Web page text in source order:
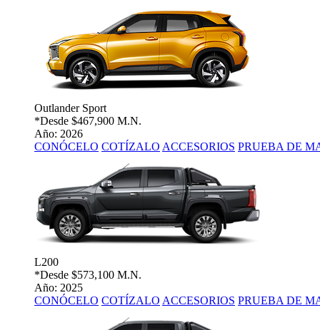
Outlander Sport
*Desde $467,900 M.N.
Año: 2026
CONÓCELO COTÍZALO ACCESORIOS PRUEBA DE
L200
*Desde $573,100 M.N.
Año: 2025
CONÓCELO COTÍZALO ACCESORIOS PRUEBA DE